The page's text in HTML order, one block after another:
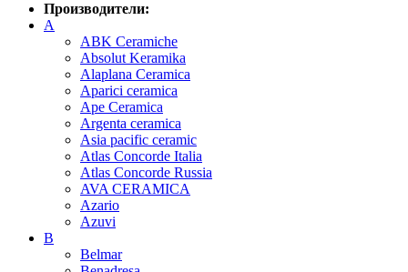
Производители:
A
ABK Ceramiche
Absolut Keramika
Alaplana Ceramica
Aparici ceramica
Ape Ceramica
Argenta ceramica
Asia pacific ceramic
Atlas Concorde Italia
Atlas Concorde Russia
AVA CERAMICA
Azario
Azuvi
B
Belmar